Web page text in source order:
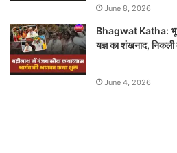
June 8, 2026
Bhagwat Katha: भू-
यज्ञ का शंखनाद,
June 4, 2026